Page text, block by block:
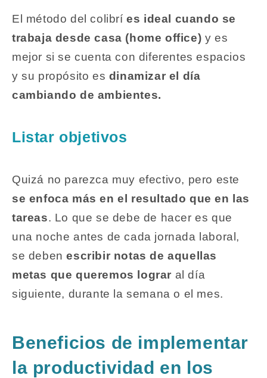
El método del colibríes ideal cuando se
trabaja desde casa (home office) y es
mejor si se cuenta con diferentes espacios
y su propósito es dinamizar el día
cambiando de ambientes.
Listar objetivos
Quizá no parezca muy efectivo, pero este
se enfoca más en el resultado que en las
tareas. Lo que se debe de hacer es que
una noche antes de cada jornada laboral,
se debenescribir notas de aquellas
metas que queremos lograr al día
siguiente, durante la semana o el mes.
Beneficios de implementar
la productividad en los